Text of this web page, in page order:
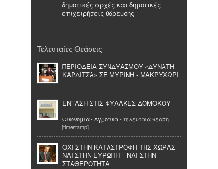
δημοτικές αρχές και δημοτικές
επιχειρήσεις ύδρευσης
Τελευταίες Θεάσεις
ΠΕΡΙΟΔΕΙΑ ΣΥΝΔΥΑΣΜΟΥ «ΔΥΝΑΤΗ
ΚΑΡΔΙΤΣΑ» ΣΕ ΜΥΡΙΝΗ - ΜΑΚΡΥΧΩΡΙ
ΕΝΤΑΣΗ ΣΤΙΣ ΦΥΛΑΚΕΣ ΔΟΜΟΚΟΥ
Οικονομία - Αγροτικά- τελευταία θέαση
[timestamp]
ΟΧΙ ΣΤΗΝ ΚΑΤΑΣΤΡΟΦΗ ΤΗΣ ΧΩΡΑΣ
ΝΑΙ ΣΤΗΝ ΕΥΡΩΠΗ – ΝΑΙ ΣΤΗΝ
ΣΤΑΘΕΡΟΤΗΤΑ